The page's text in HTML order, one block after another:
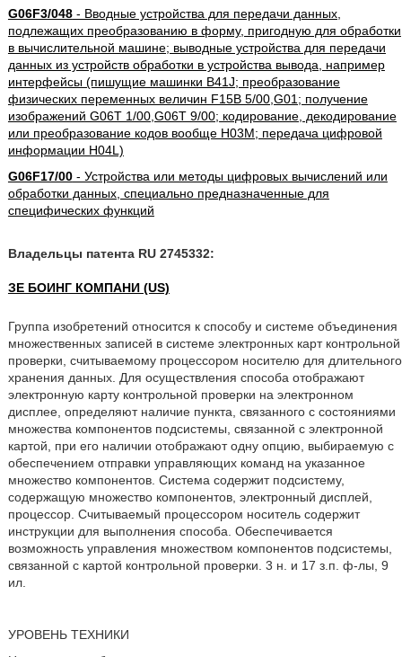
G06F3/048- Вводные устройства для передачи данных,
подлежащих преобразованию в форму, пригодную для обработки
в вычислительной машине; выводные устройства для передачи
данных из устройств обработки в устройства вывода, например
интерфейсы (пишущие машинки B41J; преобразование
физических переменных величин F15B 5/00,G01; получение
изображений G06T 1/00,G06T 9/00; кодирование, декодирование
или преобразование кодов вообще H03M; передача цифровой
информации H04L)
G06F17/00- Устройства или методы цифровых вычислений или
обработки данных, специально предназначенные для
специфических функций
Владельцы патента RU 2745332:
ЗЕ БОИНГ КОМПАНИ (US)
Группа изобретений относится к способу и системе объединения
множественных записей в системе электронных карт контрольной
проверки, считываемому процессором носителю для длительного
хранения данных. Для осуществления способа отображают
электронную карту контрольной проверки на электронном
дисплее, определяют наличие пункта, связанного с состояниями
множества компонентов подсистемы, связанной с электронной
картой, при его наличии отображают одну опцию, выбираемую с
обеспечением отправки управляющих команд на указанное
множество компонентов. Система содержит подсистему,
содержащую множество компонентов, электронный дисплей,
процессор. Считываемый процессором носитель содержит
инструкции для выполнения способа. Обеспечивается
возможность управления множеством компонентов подсистемы,
связанной с картой контрольной проверки. 3 н. и 17 з.п. ф-лы, 9
ил.
УРОВЕНЬ ТЕХНИКИ